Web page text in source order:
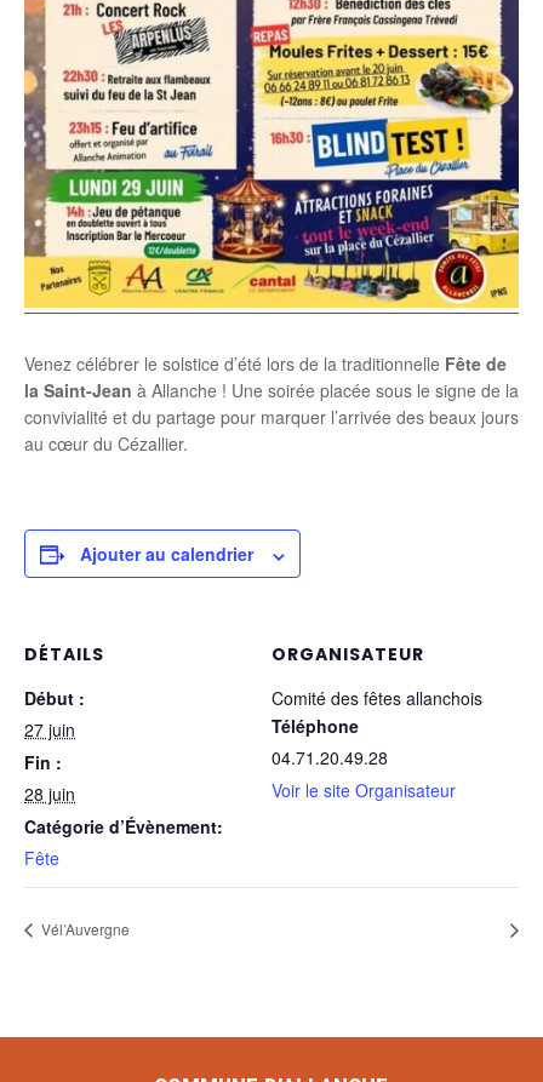
Venez célébrer le solstice d’été lors de la traditionnelle Fête de
la Saint-Jean à Allanche ! Une soirée placée sous le signe de la
convivialité et du partage pour marquer l’arrivée des beaux jours
au cœur du Cézallier.
Ajouter au calendrier
DÉTAILS
Début :
27 juin
Fin :
28 juin
Catégorie d’Évènement:
Fête
ORGANISATEUR
Comité des fêtes allanchois
Téléphone
04.71.20.49.28
Voir le site Organisateur
Vél’Auvergne